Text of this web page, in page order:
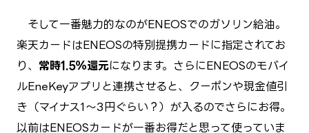
そして一番魅力的なのがENEOSでのガソリン給油。
楽天カードはENEOSの特別提携カードに指定されてお
り、 常時1.5％還元になります。さらにENEOSのモバイ
ルEneKeyアプリと連携させると、クーポンや現金値引
き（マイナス1～3円ぐらい？）が入るのでさらにお得。
以前はENEOSカードが一番お得だと思って使っていま